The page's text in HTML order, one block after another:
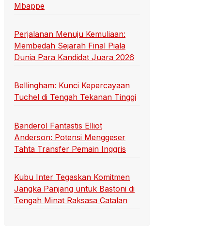
Mbappe
Perjalanan Menuju Kemuliaan:
Membedah Sejarah Final Piala
Dunia Para Kandidat Juara 2026
Bellingham: Kunci Kepercayaan
Tuchel di Tengah Tekanan Tinggi
Banderol Fantastis Elliot
Anderson: Potensi Menggeser
Tahta Transfer Pemain Inggris
Kubu Inter Tegaskan Komitmen
Jangka Panjang untuk Bastoni di
Tengah Minat Raksasa Catalan